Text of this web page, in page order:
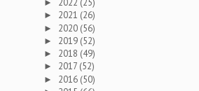
► 2022 (25)
► 2021 (26)
► 2020 (56)
► 2019 (52)
► 2018 (49)
► 2017 (52)
► 2016 (50)